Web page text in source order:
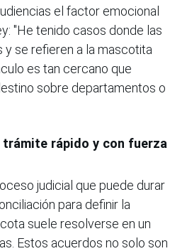
el factor emocional
"He tenido casos donde las
y se refieren a la mascotita
es tan cercano que
sobre departamentos o
rápido y con fuerza
judicial que puede durar
para definir la
suele resolverse en un
Estos acuerdos no solo son